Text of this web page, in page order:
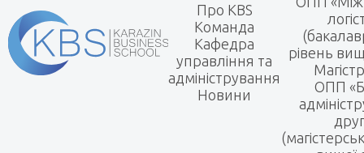
Про KBS
Команда
Кафедра
управління та
адміністрування
Новини
рівень
ОПП